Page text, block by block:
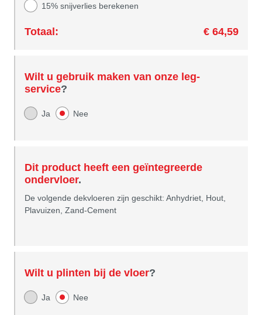
15% snijverlies berekenen
Totaal: € 64,59
Wilt u gebruik maken van onze leg-
service?
Ja Nee
Dit product heeft een geïntegreerde
ondervloer.
De volgende dekvloeren zijn geschikt: Anhydriet, Hout,
Plavuizen, Zand-Cement
Wilt u plinten bij de vloer?
Ja Nee